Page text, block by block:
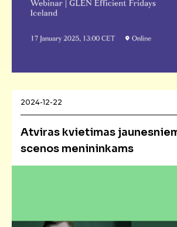
2024-12-22
Atviras kvietimas
scenos menininkams